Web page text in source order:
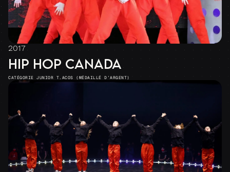
2017
HIP HOP CANADA
CATÉGORIE JUNIOR T.ACOS (MÉDAILLÉ D’ARGENT)